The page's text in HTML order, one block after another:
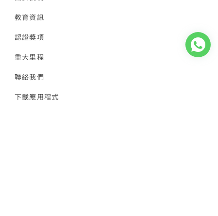
教育資訊
認證獎項
重大里程
聯絡我們
下載應用程式